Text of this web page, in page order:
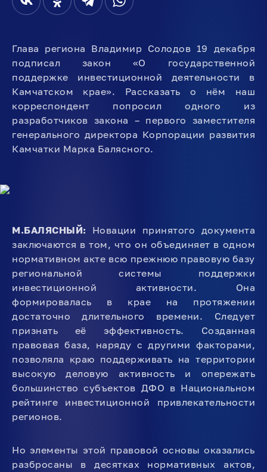
Глава региона Владимир Солодов 19 декабря
подписал закон «О государственной
поддержке инвестиционной деятельности в
Камчатском крае». Рассказать о нём наш
корреспондент попросил одного из
разработчиков закона – первого заместителя
генерального директора Корпорации развития
Камчатки Марка Балясного.
М.БАЛЯСНЫЙ: Новации принятого документа
заключаются в том, что он объединяет в одном
нормативном акте всю прежнюю правовую базу
региональной системы поддержки
инвестиционной активности. Она
формировалась в крае на протяжении
достаточно длительного времени. Следует
признать её эффективность. Созданная
правовая база, наряду с другими факторами,
позволяла краю поддерживать на территории
высокую деловую активность и опережать
большинство субъектов ДФО в Национальном
рейтинге инвестиционной привлекательности
регионов.
Но элементы этой правовой основы оказались
разбросаны в десятках нормативных актов,